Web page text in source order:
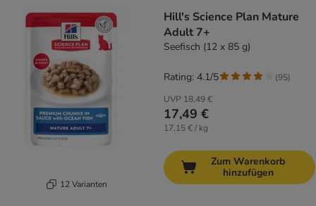
12 Varianten
Hill's Science Plan Mature
Adult 7+
Seefisch (12 x 85 g)
UVP 18,49 €
17,49 €
17,15 € / kg
Rating: 4.1/5 (95)
Zum Warenkorb
hinzufügen